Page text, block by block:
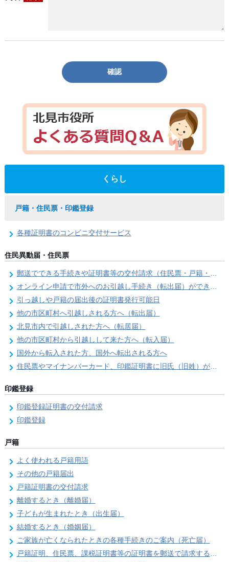
確認
くらし
戸籍・住民票・印鑑登録
各種証明書のコンビニ交付サービス
住民異動届・住民票
郵送でできる手続きや証明書等の交付請求（住民票・戸籍・国民年金関係）
オンライン申請で市外へのお引越し手続き（転出届）ができます
引っ越しや戸籍の届出後の証明書発行可能日
他の市区町村へ引越しされる方へ（転出届）
北見市内で引越しされた方へ（転居届）
他の市区町村から引越しして来た方へ（転入届）
国外から転入された方、国外へ転出される方へ
住民票やマイナンバーカード、印鑑証明書に旧氏（旧姓）が併記できるようになりました！
印鑑登録
印鑑登録証明書の交付請求
印鑑登録
戸籍
よく使われる戸籍用語
その他の戸籍届出
戸籍証明書の交付請求
離婚するとき（離婚届）
子どもが生まれたとき（出生届）
結婚するとき（婚姻届）
ご家族が亡くなられたときの各種手続きのご案内（死亡届）
戸籍証明、住民票、課税証明書等の証明書を郵送で請求する際の本人確認